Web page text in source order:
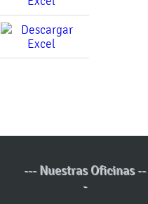
--- Nuestras Oficinas --
-